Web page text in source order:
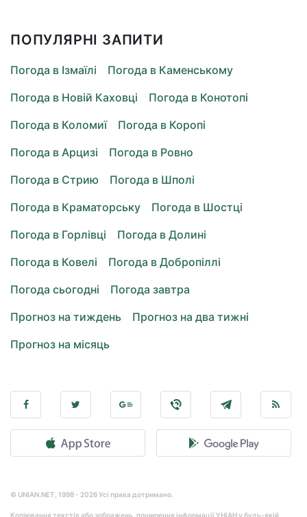
ПОПУЛЯРНІ ЗАПИТИ
Погода в Ізмаїлі
Погода в Каменському
Погода в Новій Каховці
Погода в Конотопі
Погода в Коломиї
Погода в Коропі
Погода в Арцизі
Погода в Ровно
Погода в Стрию
Погода в Шполі
Погода в Краматорську
Погода в Шостці
Погода в Горлівці
Погода в Долині
Погода в Ковелі
Погода в Добропіллі
Погода сьогодні
Погода завтра
Прогноз на тиждень
Прогноз на два тижні
Прогноз на місяць
© UNIAN.NET, 1998 - 2026 Усі права дотримано.
Копіювання текстів або зображень, поширення інформації УНІАН у будь-якій